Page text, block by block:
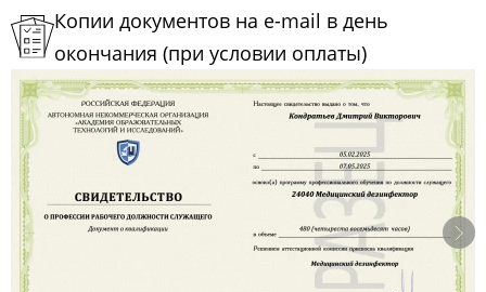
Копии документов на e-mail в день
окончания (при условии оплаты)